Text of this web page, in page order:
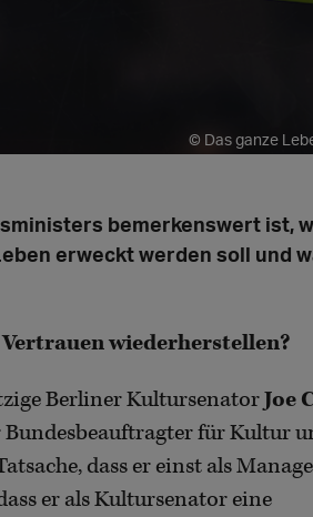
© Das ganze
bemerkenswert ist,
erweckt werden soll und
wiederherstellen?
Berliner KultursenatorJoe
Bundesbeauftragter für Kultur
dass er einst als
er als Kultursenator eine